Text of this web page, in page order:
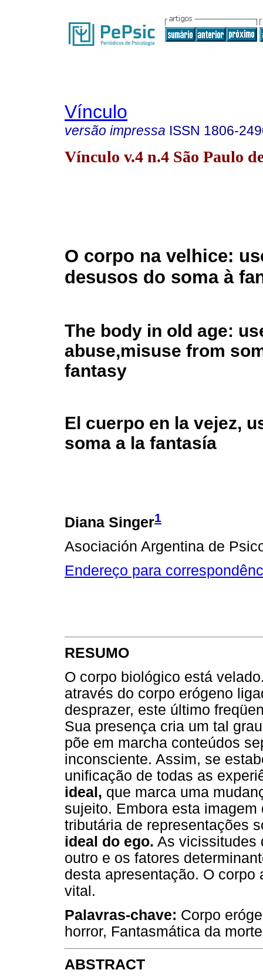
Vínculo
versão impressa ISSN 1806-
Vínculo v.4 n.4 São Paulo
O corpo na velhice:
desusos do soma à
The body in old age:
abuse,misuse from
fantasy
El cuerpo en la vejez,
soma a la fantasía
Diana Singer1
Asociación Argentina de
Endereço para
RESUMO
O corpo biológico está
através do corpo erógeno
desprazer, este último
Sua presença cria um tal
põe em marcha conteúdos
inconsciente. Assim, se
unificação de todas as
ideal, que marca uma
sujeito. Embora esta
tributária de representações
ideal do ego. As vicissitudes
outro e os fatores
desta apresentação. O
vital.
Palavras-chave: Corpo
horror, Fantasmática da
ABSTRACT